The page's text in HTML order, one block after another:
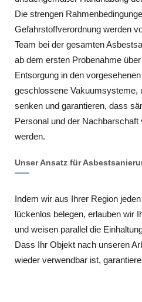
Die strengen
Gefahrstoffverordnung werden
Team bei der gesamten
ab dem ersten Probenahme
Entsorgung in den
geschlossene Vakuumsysteme,
senken und garantieren, dass
Personal und der
werden.
Unser Ansatz für
Indem wir aus Ihrer Region
lückenlos belegen, erlauben wir
und weisen parallel die
Dass Ihr Objekt nach unseren
wieder verwendbar ist,